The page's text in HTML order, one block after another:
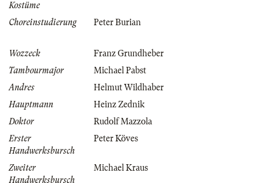
Kostüme
Choreinstudierung Peter Burian
Wozzeck
Franz Grundheber
Tambourmajor
Michael Pabst
Andres
Helmut Wildhaber
Hauptmann
Heinz Zednik
Doktor
Rudolf Mazzola
Erster
Handwerksbursch
Peter Köves
Zweiter
Handwerksbursch
Michael Kraus